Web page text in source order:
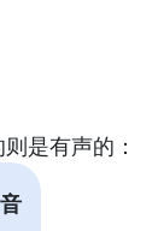
是有声的：